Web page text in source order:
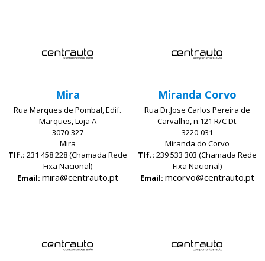
Mira
Rua Marques de Pombal, Edif.
Marques, Loja A
3070-327
Mira
Tlf.: 231 458 228 (Chamada Rede
Fixa Nacional)
Email: mira@centrauto.pt
Miranda Corvo
Rua Dr.Jose Carlos Pereira de
Carvalho, n.121 R/C Dt.
3220-031
Miranda do Corvo
Tlf.:239 533 303 (Chamada Rede
Fixa Nacional)
Email: mcorvo@centrauto.pt